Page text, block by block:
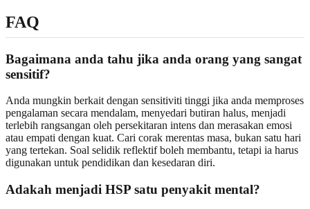
FAQ
Bagaimana anda tahu jika anda orang yang sangat
sensitif?
Anda mungkin berkait dengan sensitiviti tinggi jika anda memproses
pengalaman secara mendalam, menyedari butiran halus, menjadi
terlebih rangsangan oleh persekitaran intens dan merasakan emosi
atau empati dengan kuat. Cari corak merentas masa, bukan satu hari
yang tertekan. Soal selidik reflektif boleh membantu, tetapi ia harus
digunakan untuk pendidikan dan kesedaran diri.
Adakah menjadi HSP satu penyakit mental?